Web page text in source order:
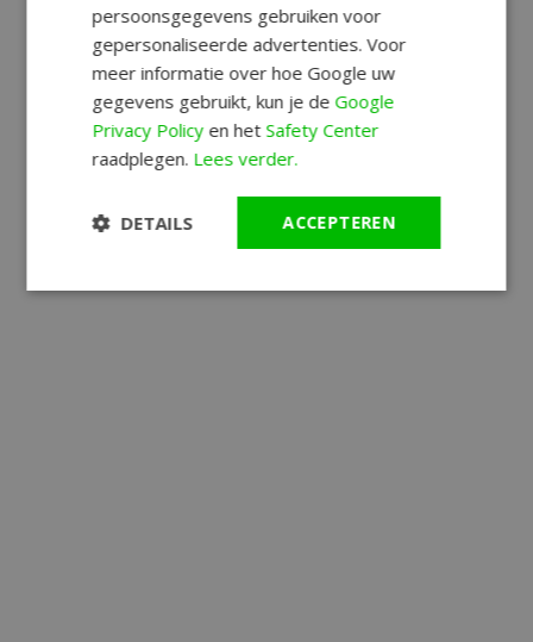
persoonsgegevens gebruiken voor
gepersonaliseerde advertenties. Voor
meer informatie over hoe Google uw
gegevens gebruikt, kun je deGoogle
Privacy Policyen hetSafety Center
raadplegen. Lees verder.
ACCEPTEREN
DETAILS